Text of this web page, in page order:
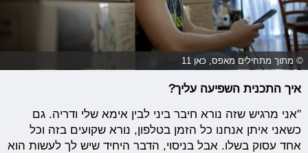
© מתוך מתחילים מאפס, כאן 11
איך התכנית השפיעה עליך?
"אני מרגיש שזה נורא חיבר ביני לבין אימא שלי ודריה. גם
כשאני איתן אנחנו כל הזמן בטלפון, נורא שקועים בזה וכל
אחד עסוק בשלו. אבל בניסוי, הדבר היחיד שיש לך לעשות הוא